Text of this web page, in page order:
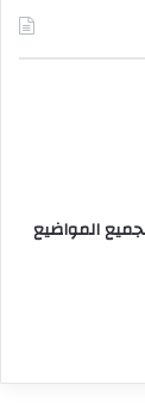
المواضيع